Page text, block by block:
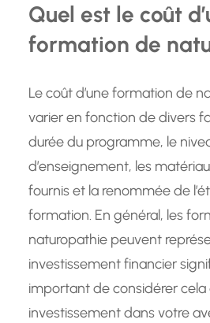
Quel est le coût
formation de
Le coût d’une formation de
varier en fonction de divers
durée du programme, le
d’enseignement, les
fournis et la renommée de
formation. En général, les
naturopathie peuvent
investissement financier
important de considérer
investissement dans votre